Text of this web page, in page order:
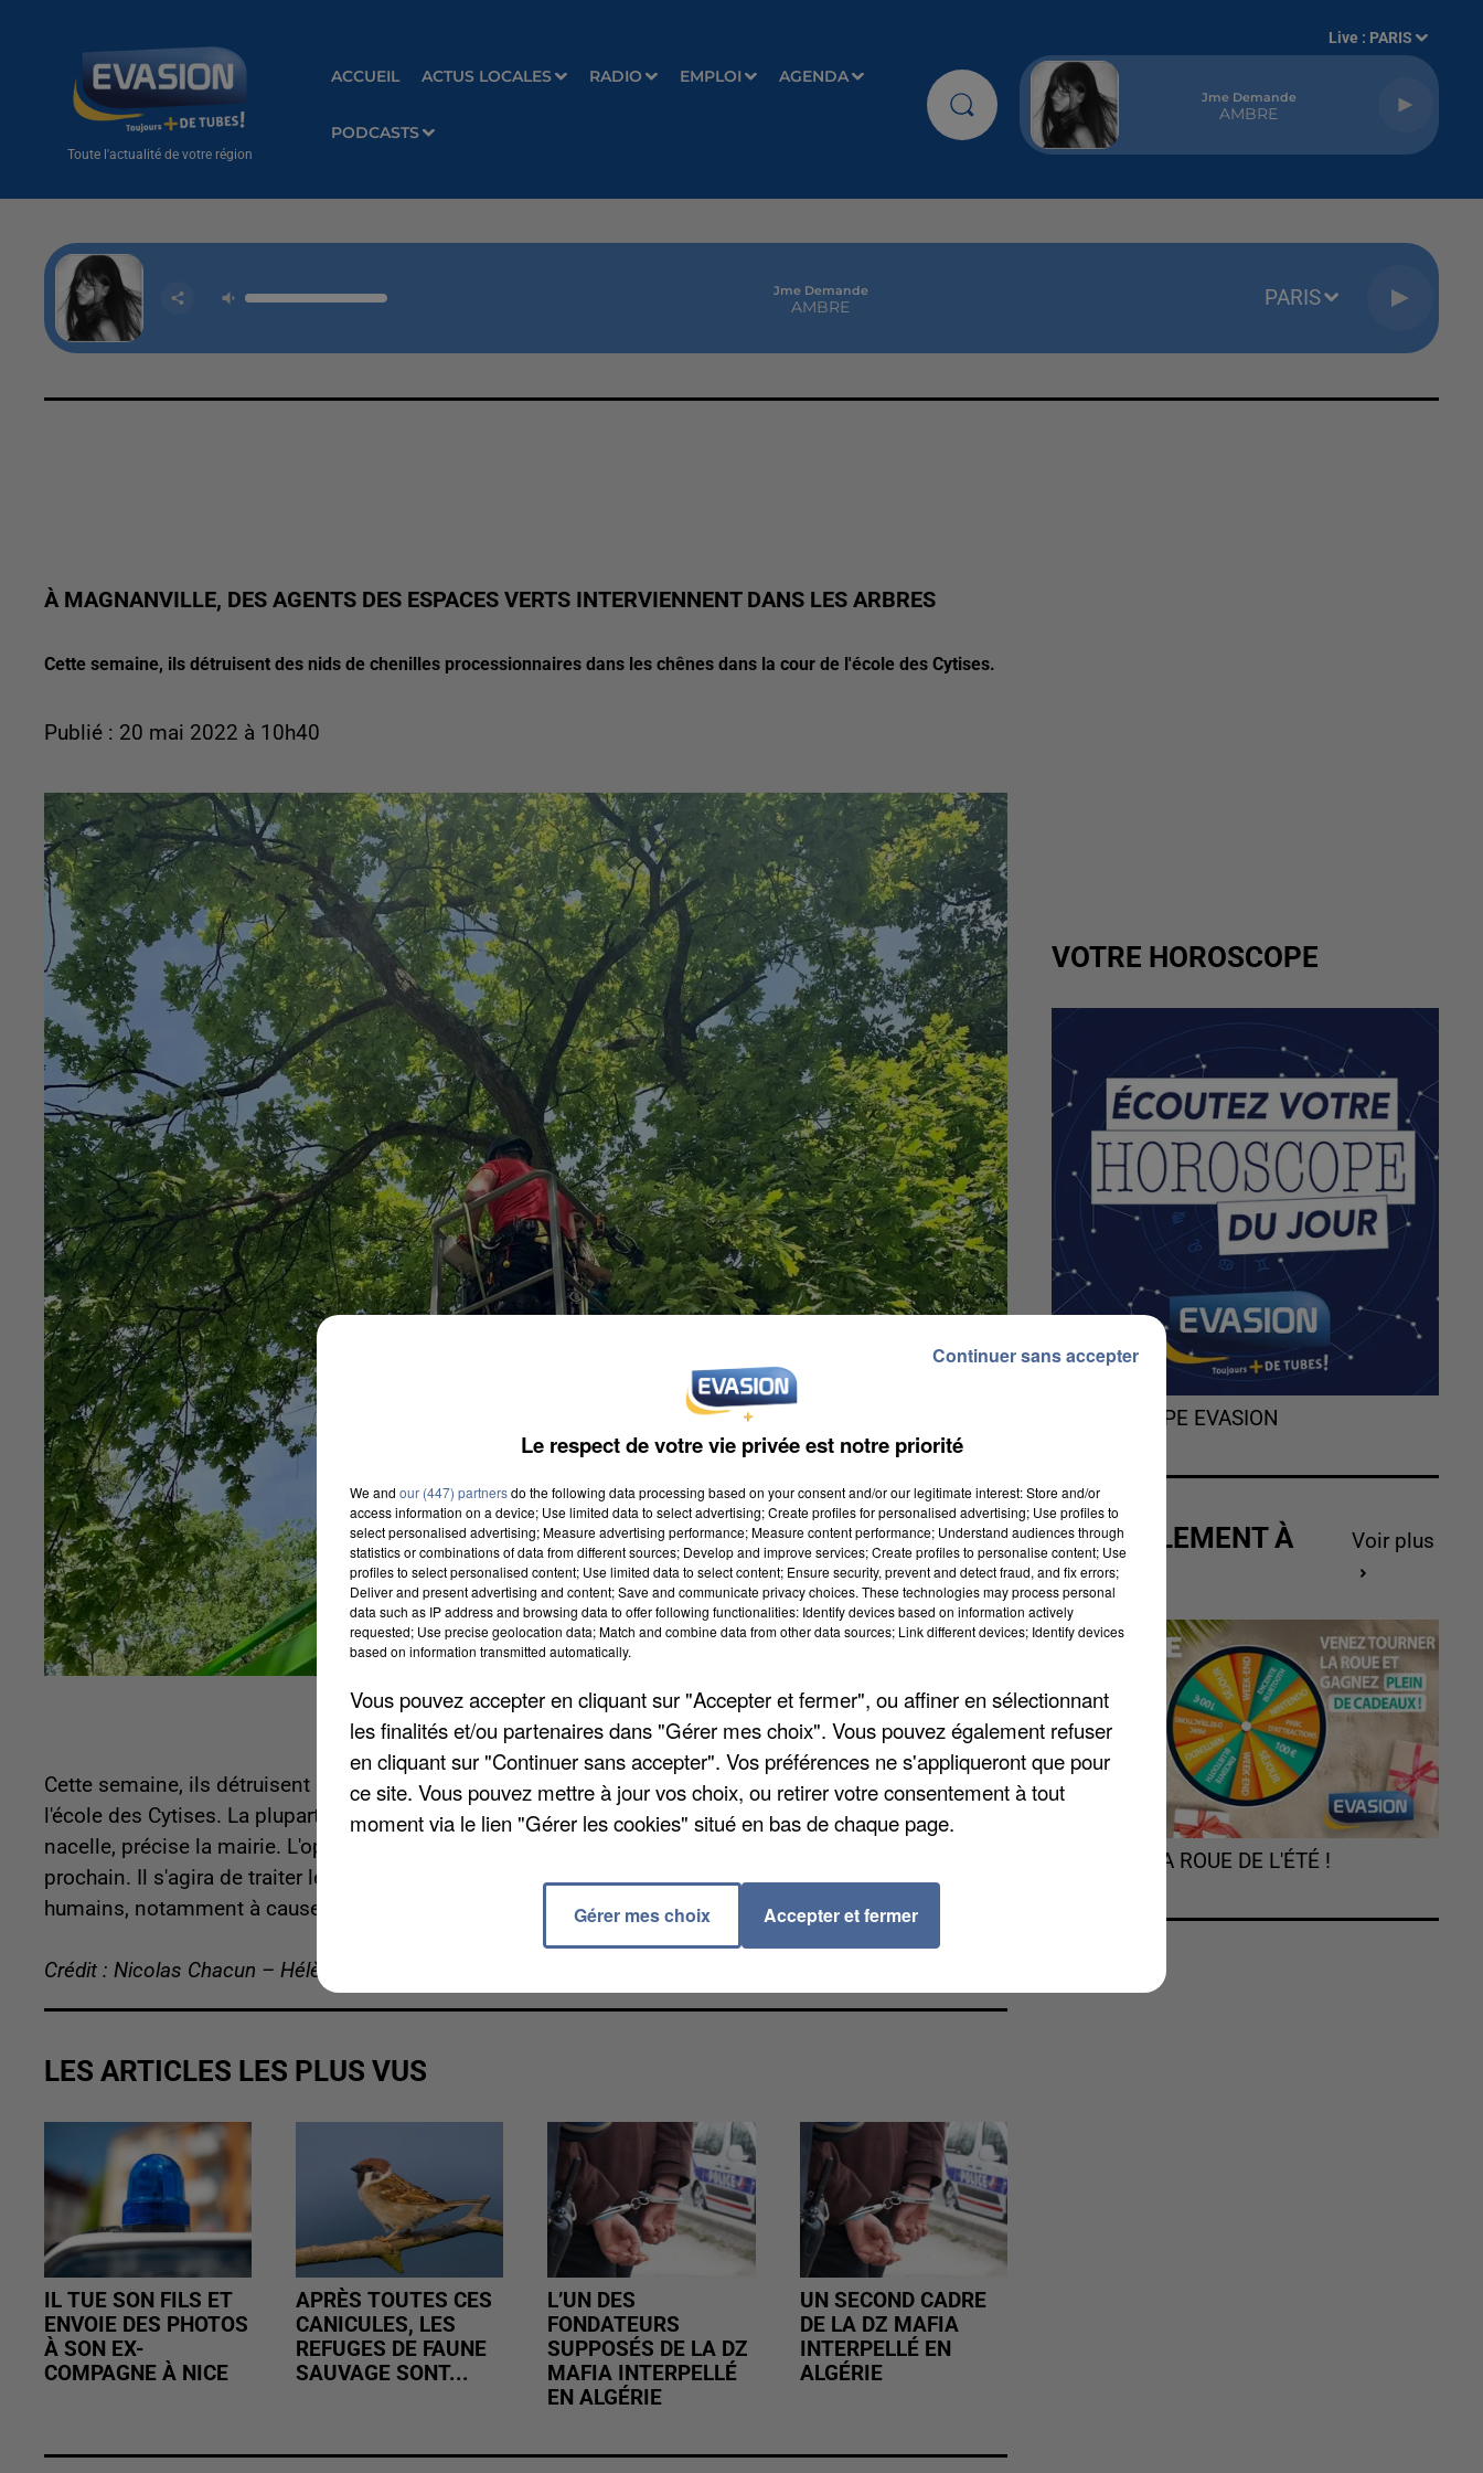
Toute l'actualité de votre région
ACCUEIL ACTUS LOCALES RADIO EMPLOI AGENDA
PODCASTS
Live : PARIS
Jme Demande
AMBRE
Jme Demande
AMBRE PARIS
À MAGNANVILLE, DES AGENTS DES ESPACES VERTS INTERVIENNENT DANS LES ARBRES
Cette semaine, ils détruisent des nids de chenilles processionnaires dans les chênes dans la cour de l'école des Cytises.
Publié : 20 mai 2022 à 10h40
Cette semaine, ils détruisent des nids de chenilles processionnaires dans les chênes dans la cour de
l'école des Cytises. La plupart des nids sont situés très en hauteur, ce qui nécessite l'utilisation d'une
nacelle, précise la mairie. L'opération a débuté en milieu de semaine et se poursuivra mercredi
prochain. Il s'agira de traiter les arbres touchés par ces insectes. Ces derniers sont nocifs pour les
humains, notamment à cause de leurs poils urticants.
Crédit : Nicolas Chacun – Hélène Virat
LES ARTICLES LES PLUS VUS
IL TUE SON FILS ET
ENVOIE DES PHOTOS
À SON EX-
COMPAGNE À NICE
APRÈS TOUTES CES
CANICULES, LES
REFUGES DE FAUNE
SAUVAGE SONT...
L’UN DES
FONDATEURS
SUPPOSÉS DE LA DZ
MAFIA INTERPELLÉ
EN ALGÉRIE
UN SECOND CADRE
DE LA DZ MAFIA
INTERPELLÉ EN
ALGÉRIE
VOTRE HOROSCOPE
L'HOROSCOPE EVASION
ACTUELLEMENT À
GAGNER
Voir plus
TOURNEZ LA ROUE DE L'ÉTÉ !
Le respect de votre vie privée est notre priorité
We and our (447) partnersdo the following data processing based on your consent and/or our legitimate interest: Store and/or
access information on a device; Use limited data to select advertising; Create profiles for personalised advertising; Use profiles to
select personalised advertising; Measure advertising performance; Measure content performance; Understand audiences through
statistics or combinations of data from different sources; Develop and improve services; Create profiles to personalise content; Use
profiles to select personalised content; Use limited data to select content; Ensure security, prevent and detect fraud, and fix errors;
Deliver and present advertising and content; Save and communicate privacy choices. These technologies may process personal
data such as IP address and browsing data to offer following functionalities: Identify devices based on information actively
requested; Use precise geolocation data; Match and combine data from other data sources; Link different devices; Identify devices
based on information transmitted automatically.
Vous pouvez accepter en cliquant sur "Accepter et fermer", ou affiner en sélectionnant
les finalités et/ou partenaires dans "Gérer mes choix". Vous pouvez également refuser
en cliquant sur "Continuer sans accepter". Vos préférences ne s'appliqueront que pour
ce site. Vous pouvez mettre à jour vos choix, ou retirer votre consentement à tout
moment via le lien "Gérer les cookies" situé en bas de chaque page.
Gérer mes choix Accepter et fermer
Continuer sans accepter